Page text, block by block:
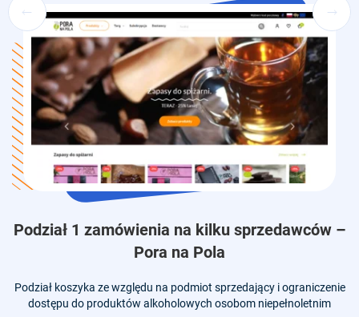
Podział 1 zamówienia na kilku sprzedawców –
Pora na Pola
Podział koszyka ze względu na podmiot sprzedający i ograniczenie
dostępu do produktów alkoholowych osobom niepełnoletnim